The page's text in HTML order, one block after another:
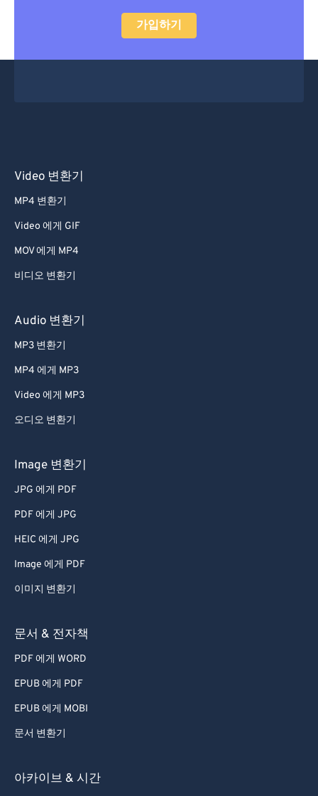
가입하기
Video 변환기
MP4 변환기
Video 에게 GIF
MOV 에게 MP4
비디오 변환기
Audio 변환기
MP3 변환기
MP4 에게 MP3
Video 에게 MP3
오디오 변환기
Image 변환기
JPG 에게 PDF
PDF 에게 JPG
HEIC 에게 JPG
Image 에게 PDF
이미지 변환기
문서 & 전자책
PDF 에게 WORD
EPUB 에게 PDF
EPUB 에게 MOBI
문서 변환기
아카이브 & 시간